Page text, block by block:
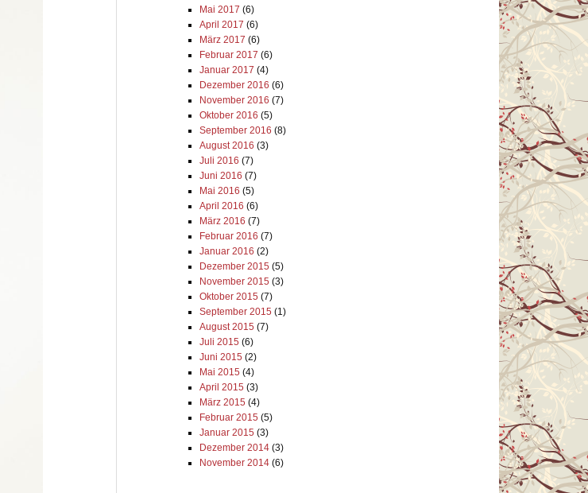
Mai 2017 (6)
April 2017 (6)
März 2017 (6)
Februar 2017 (6)
Januar 2017 (4)
Dezember 2016 (6)
November 2016 (7)
Oktober 2016 (5)
September 2016 (8)
August 2016 (3)
Juli 2016 (7)
Juni 2016 (7)
Mai 2016 (5)
April 2016 (6)
März 2016 (7)
Februar 2016 (7)
Januar 2016 (2)
Dezember 2015 (5)
November 2015 (3)
Oktober 2015 (7)
September 2015 (1)
August 2015 (7)
Juli 2015 (6)
Juni 2015 (2)
Mai 2015 (4)
April 2015 (3)
März 2015 (4)
Februar 2015 (5)
Januar 2015 (3)
Dezember 2014(3)
November 2014(6)